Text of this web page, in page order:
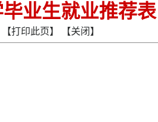
业生就业推荐表
【打印此页】 【关闭】